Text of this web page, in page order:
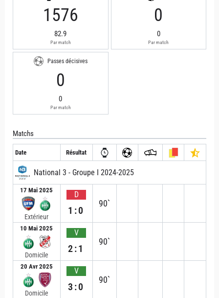
1576
82.9
Par match
0
0
Par match
Passes décisives
0
0
Par match
Matchs
Date Résultat
National 3 - Groupe I 2024-2025
17 Mai 2025
Extérieur
D
1:0
90`
10 Mai 2025
Domicile
V
2:1
90`
20 Avr 2025
Domicile
V
3:0
90`